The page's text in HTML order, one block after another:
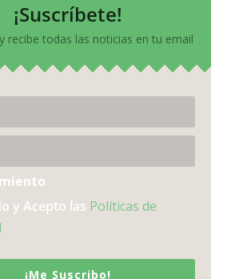
¡Suscríbete!
recibe todas las noticias en tu email
y Acepto las Políticas de
¡Me Suscribo!